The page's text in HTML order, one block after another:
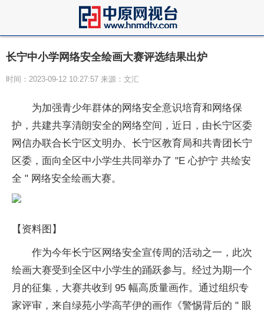
长宁中小学网络安全绘画大赛评选结果出炉
时间：2023-09-12 10:27:57 来源：文汇
为加强青少年群体的网络安全意识培育和网络保
护，共建共享清朗安全的网络空间，近日，由长宁区委
网信办联合长宁区文明办、长宁区教育局和共青团长宁
区委，面向全区中小学生共同举办了 "E 心护宁 共绘安
全 " 网络安全绘画大赛。
【资料图】
作为今年长宁区网络安全宣传周的活动之一，此次
绘画大赛受到全区中小学生的踊跃参与。经过为期一个
月的征集，大赛共收到 95 幅高质量画作。通过组织专
家评审，来自绿苑小学高芊伊的画作《警惕背后的 " 眼